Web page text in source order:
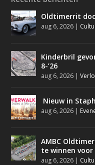
Oldtimerrit
aug 6, 2026 |
Kinderbril
8-’26
aug 6, 2026 |
Nieuw in
aug 6, 2026 |
AMBC
te winnen
aug 6, 2026 |